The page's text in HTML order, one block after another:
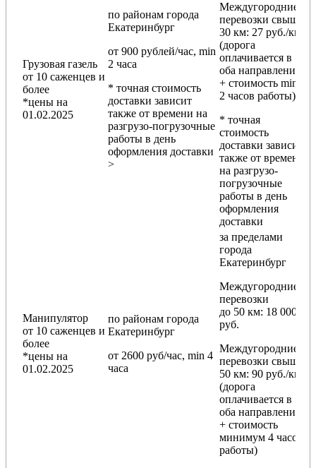
Грузовая газель
от 10 саженцев и
более
*цены на
01.02.2025
по районам города
Екатеринбург
от 900 рублей/час, min
2 часа
* точная стоимость
доставки зависит
также от времени на
разгрузо-погрузочные
работы в день
оформления доставки
>
Междугородние
перевозки свыше
30 км: 27 руб./км
(дорога
оплачивается в
оба направления
+ стоимость min
2 часов работы)
* точная
стоимость
доставки зависит
также от времени
на разгрузо-
погрузочные
работы в день
оформления
доставки
Манипулятор
от 10 саженцев и
более
*цены на
01.02.2025
по районам города
Екатеринбург
от 2600 руб/час, min 4
часа
за пределами
города
Екатеринбург
Междугородние
перевозки
до 50 км: 18 000
руб.
Междугородние
перевозки свыше
50 км: 90 руб./км
(дорога
оплачивается в
оба направления
+ стоимость
минимум 4 часов
работы)